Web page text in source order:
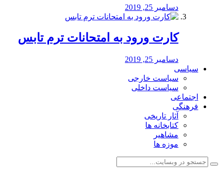
دسامبر 25, 2019
کارت ورود به امتحانات ترم تابس
دسامبر 25, 2019
سیاسی
سیاست خارجی
سیاست داخلی
اجتماعی
فرهنگی
آثار تاریخی
کتابخانه ها
مشاهیر
موزه ها